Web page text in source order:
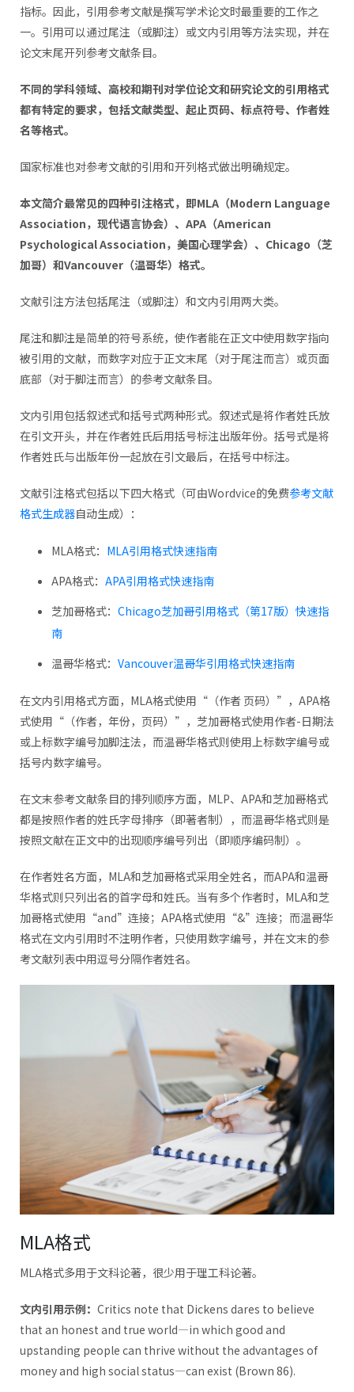
指标。因此，引用参考文献是撰写学术论文时最重要的工作之
一。引用可以通过尾注（或脚注）或文内引用等方法实现，并在
论文末尾开列参考文献条目。
不同的学科领域、高校和期刊对学位论文和研究论文的引用格式
都有特定的要求，包括文献类型、起止页码、标点符号、作者姓
名等格式。
国家标准也对参考文献的引用和开列格式做出明确规定。
本文简介最常见的四种引注格式，即MLA（Modern Language
Association，现代语言协会）、APA（American
Psychological Association，美国心理学会）、Chicago（芝
加哥）和Vancouver（温哥华）格式。
文献引注方法包括尾注（或脚注）和文内引用两大类。
尾注和脚注是简单的符号系统，使作者能在正文中使用数字指向
被引用的文献，而数字对应于正文末尾（对于尾注而言）或页面
底部（对于脚注而言）的参考文献条目。
文内引用包括叙述式和括号式两种形式。叙述式是将作者姓氏放
在引文开头，并在作者姓氏后用括号标注出版年份。括号式是将
作者姓氏与出版年份一起放在引文最后，在括号中标注。
文献引注格式包括以下四大格式（可由Wordvice的免费参考文献
格式生成器自动生成）：
MLA格式： MLA引用格式快速指南
APA格式： APA引用格式快速指南
芝加哥格式： Chicago芝加哥引用格式（第17版）快速指
南
温哥华格式： Vancouver温哥华引用格式快速指南
在文内引用格式方面，MLA格式使用“（作者 页码）”，APA格
式使用“（作者，年份，页码）”，芝加哥格式使用作者-日期法
或上标数字编号加脚注法，而温哥华格式则使用上标数字编号或
括号内数字编号。
在文末参考文献条目的排列顺序方面，MLP、APA和芝加哥格式
都是按照作者的姓氏字母排序（即著者制），而温哥华格式则是
按照文献在正文中的出现顺序编号列出（即顺序编码制）。
在作者姓名方面，MLA和芝加哥格式采用全姓名，而APA和温哥
华格式则只列出名的首字母和姓氏。当有多个作者时，MLA和芝
加哥格式使用“and”连接；APA格式使用“&”连接；而温哥华
格式在文内引用时不注明作者，只使用数字编号，并在文末的参
考文献列表中用逗号分隔作者姓名。
MLA格式
MLA格式多用于文科论著，很少用于理工科论著。
文内引用示例： Critics note that Dickens dares to believe
that an honest and true world—in which good and
upstanding people can thrive without the advantages of
money and high social status—can exist (Brown 86).